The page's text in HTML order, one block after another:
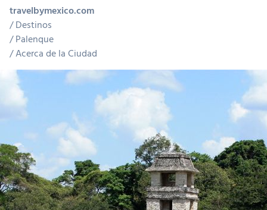
travelbymexico.com
Destinos
Palenque
Acerca de la Ciudad